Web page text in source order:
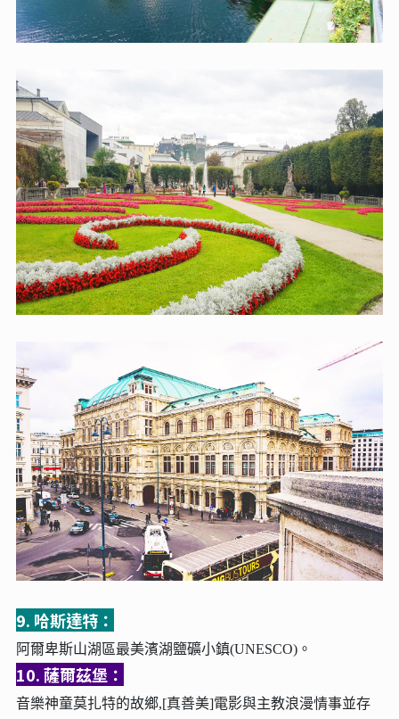
9. 哈斯達特：
阿爾卑斯山湖區最美濱湖鹽礦小鎮(UNESCO)。
10. 薩爾茲堡：
音樂神童莫扎特的故鄉,[真善美]電影與主教浪漫情事並存